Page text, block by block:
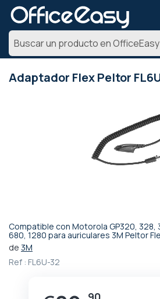
Adaptador Flex Peltor
Compatible con Motorola GP320, 328,
680, 1280 para auriculares 3M Peltor
de 3M
Ref : FL6U-32
Precio
Saltar
al
de